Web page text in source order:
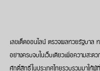
เลขเด็ดออนไลน์ ตรวจผลหวยรัฐบาล
อย่างครบจบในเว็บเดียวเพื่อความสะ
ศักดิ์สิทธิ์ในประเทศไทยรวบรวมมาให้